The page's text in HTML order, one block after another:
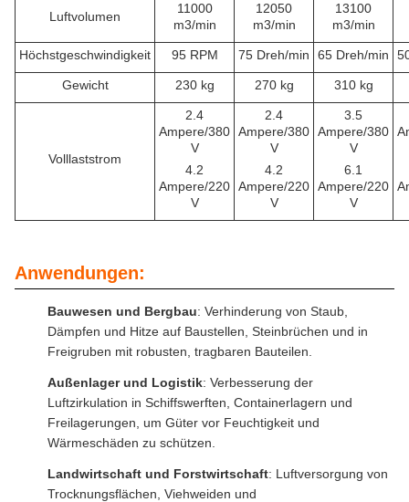
Luftvolumen
11000
m3/min
12050
m3/min
13100
m3/min
Höchstgeschwindigkeit 95 RPM 75 Dreh/min 65 Dreh/min
Gewicht 230 kg 270 kg 310 kg
Volllaststrom
2.4
Ampere/380
V
4.2
Ampere/220
V
2.4
Ampere/380
V
4.2
Ampere/220
V
3.5
Ampere/380
V
6.1
Ampere/220
V
Anwendungen:
Bauwesen und Bergbau: Verhinderung von Staub,
Dämpfen und Hitze auf Baustellen, Steinbrüchen und in
Freigruben mit robusten, tragbaren Bauteilen.
Außenlager und Logistik: Verbesserung der
Luftzirkulation in Schiffswerften, Containerlagern und
Freilagerungen, um Güter vor Feuchtigkeit und
Wärmeschäden zu schützen.
Landwirtschaft und Forstwirtschaft: Luftversorgung von
Trocknungsflächen, Viehweiden und